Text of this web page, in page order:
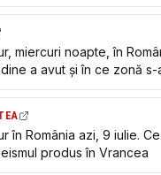
miercuri noapte, în
a avut și în ce zonă
în România azi, 9 iulie.
produs în Vrancea